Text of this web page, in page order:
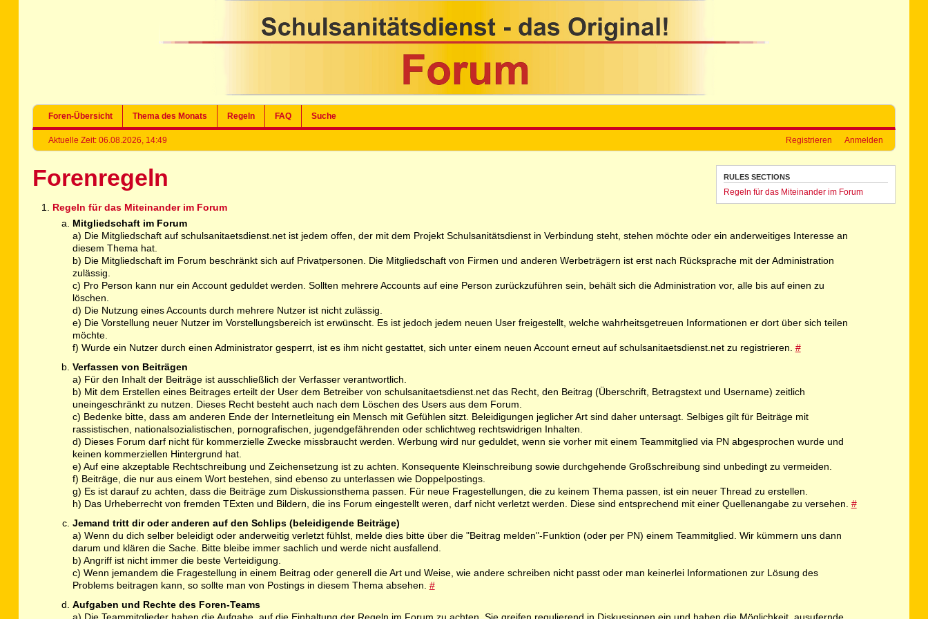
Foren-Übersicht Thema des Monats Regeln FAQ Suche
Aktuelle Zeit: 06.08.2026, 14:49 Registrieren Anmelden
RULES SECTIONS
Regeln für das Miteinander im Forum
Forenregeln
Regeln für das Miteinander im Forum
Mitgliedschaft im Forum
a) Die Mitgliedschaft auf schulsanitaetsdienst.net ist jedem offen, der mit dem Projekt Schulsanitätsdienst in Verbindung steht, stehen möchte oder ein anderweitiges Interesse an
diesem Thema hat.
b) Die Mitgliedschaft im Forum beschränkt sich auf Privatpersonen. Die Mitgliedschaft von Firmen und anderen Werbeträgern ist erst nach Rücksprache mit der Administration
zulässig.
c) Pro Person kann nur ein Account geduldet werden. Sollten mehrere Accounts auf eine Person zurückzuführen sein, behält sich die Administration vor, alle bis auf einen zu
löschen.
d) Die Nutzung eines Accounts durch mehrere Nutzer ist nicht zulässig.
e) Die Vorstellung neuer Nutzer im Vorstellungsbereich ist erwünscht. Es ist jedoch jedem neuen User freigestellt, welche wahrheitsgetreuen Informationen er dort über sich teilen
möchte.
f) Wurde ein Nutzer durch einen Administrator gesperrt, ist es ihm nicht gestattet, sich unter einem neuen Account erneut auf schulsanitaetsdienst.net zu registrieren. #
Verfassen von Beiträgen
a) Für den Inhalt der Beiträge ist ausschließlich der Verfasser verantwortlich.
b) Mit dem Erstellen eines Beitrages erteilt der User dem Betreiber von schulsanitaetsdienst.net das Recht, den Beitrag (Überschrift, Betragstext und Username) zeitlich
uneingeschränkt zu nutzen. Dieses Recht besteht auch nach dem Löschen des Users aus dem Forum.
c) Bedenke bitte, dass am anderen Ende der Internetleitung ein Mensch mit Gefühlen sitzt. Beleidigungen jeglicher Art sind daher untersagt. Selbiges gilt für Beiträge mit
rassistischen, nationalsozialistischen, pornografischen, jugendgefährenden oder schlichtweg rechtswidrigen Inhalten.
d) Dieses Forum darf nicht für kommerzielle Zwecke missbraucht werden. Werbung wird nur geduldet, wenn sie vorher mit einem Teammitglied via PN abgesprochen wurde und
keinen kommerziellen Hintergrund hat.
e) Auf eine akzeptable Rechtschreibung und Zeichensetzung ist zu achten. Konsequente Kleinschreibung sowie durchgehende Großschreibung sind unbedingt zu vermeiden.
f) Beiträge, die nur aus einem Wort bestehen, sind ebenso zu unterlassen wie Doppelpostings.
g) Es ist darauf zu achten, dass die Beiträge zum Diskussionsthema passen. Für neue Fragestellungen, die zu keinem Thema passen, ist ein neuer Thread zu erstellen.
h) Das Urheberrecht von fremden TExten und Bildern, die ins Forum eingestellt weren, darf nicht verletzt werden. Diese sind entsprechend mit einer Quellenangabe zu versehen. #
Jemand tritt dir oder anderen auf den Schlips (beleidigende Beiträge)
a) Wenn du dich selber beleidigt oder anderweitig verletzt fühlst, melde dies bitte über die "Beitrag melden"-Funktion (oder per PN) einem Teammitglied. Wir kümmern uns dann
darum und klären die Sache. Bitte bleibe immer sachlich und werde nicht ausfallend.
b) Angriff ist nicht immer die beste Verteidigung.
c) Wenn jemandem die Fragestellung in einem Beitrag oder generell die Art und Weise, wie andere schreiben nicht passt oder man keinerlei Informationen zur Lösung des
Problems beitragen kann, so sollte man von Postings in diesem Thema absehen. #
Aufgaben und Rechte des Foren-Teams